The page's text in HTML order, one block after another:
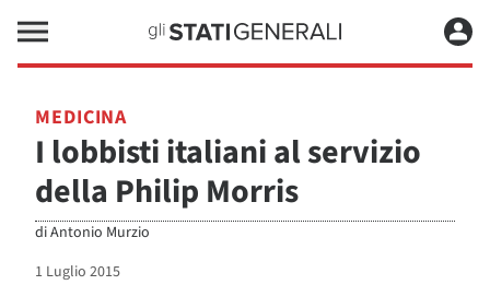
MEDICINA
I lobbisti italiani al servizio
della Philip Morris
diAntonio Murzio
1 Luglio 2015